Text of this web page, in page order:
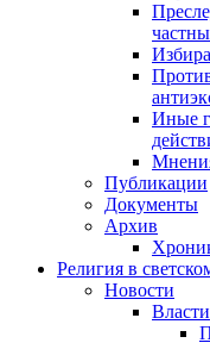
Иные
Публикации
Документы
Архив
Религия в
Новости
Власти